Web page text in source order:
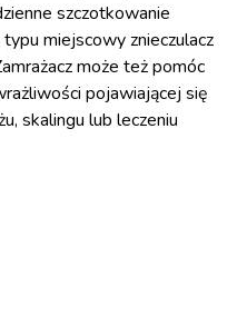
szczotkowanie
miejscowy znieczulacz
może też pomóc
pojawiającej się
skalingu lub leczeniu